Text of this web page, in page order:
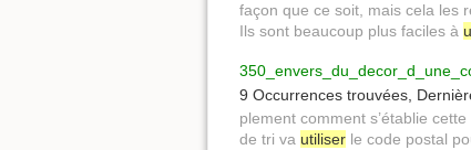
façon que ce soit, mais cela les
Ils sont beaucoup plus faciles à
9 Occurrences trouvées
plement comment s’établie
de tri va utiliser le code postal